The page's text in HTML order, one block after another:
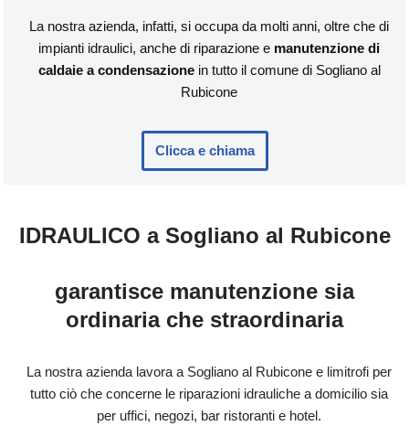
La nostra azienda, infatti, si occupa da molti anni, oltre che di
impianti idraulici, anche di riparazione e manutenzione di
caldaie a condensazionein tutto il comune di Sogliano al
Rubicone
Clicca e chiama
IDRAULICO a Sogliano al Rubicone
garantisce manutenzione sia
ordinaria che straordinaria
La nostra azienda lavora a Sogliano al Rubicone e limitrofi per
tutto ciò che concerne le riparazioni idrauliche a domicilio sia
per uffici, negozi, bar ristoranti e hotel.